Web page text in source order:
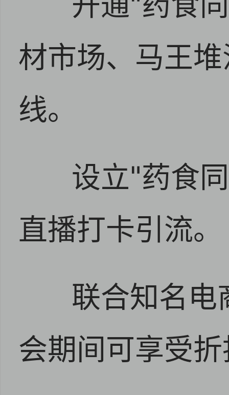
材市场、马王
线。
设立"药食
直播打卡引流
联合知名电
会期间可享受